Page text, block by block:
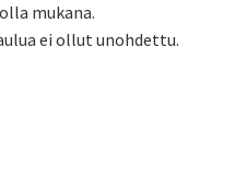
mukana.
ei ollut unohdettu.